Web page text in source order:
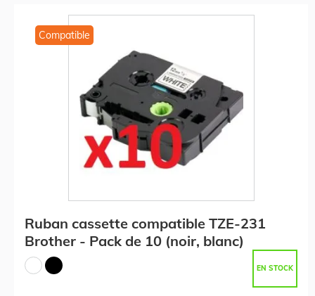
Compatible
Ruban cassette compatible TZE-231
Brother - Pack de 10 (noir, blanc)
EN STOCK